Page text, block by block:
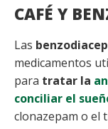
CAFÉ Y
Las
medicamentos
para tratar la
conciliar el
clonazepam o el